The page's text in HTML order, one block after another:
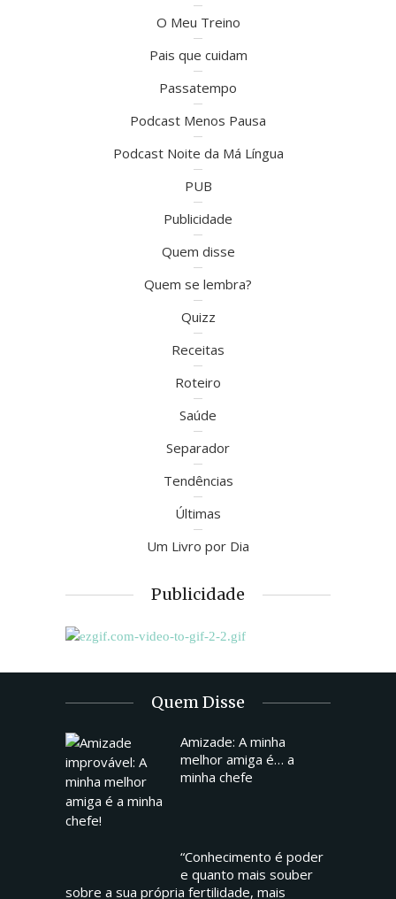
O Meu Treino
Pais que cuidam
Passatempo
Podcast Menos Pausa
Podcast Noite da Má Língua
PUB
Publicidade
Quem disse
Quem se lembra?
Quizz
Receitas
Roteiro
Saúde
Separador
Tendências
Últimas
Um Livro por Dia
Publicidade
Quem Disse
Amizade: A minha
melhor amiga é… a
minha chefe
“Conhecimento é poder
e quanto mais souber
sobre a sua própria fertilidade, mais